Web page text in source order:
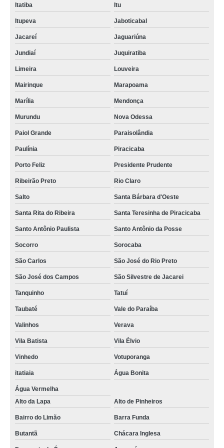
empresa que faz destruição de dados e hd's Brasília
Itatiba Itu
Itupeva Jaboticabal
Jacareí Jaguariúna
Jundiaí Juquiratiba
Limeira Louveira
Mairinque Marapoama
Marília Mendonça
Murundu Nova Odessa
Paiol Grande Paraisolândia
Paulínia Piracicaba
Porto Feliz Presidente Prudente
Ribeirão Preto Rio Claro
Salto Santa Bárbara d'Oeste
Santa Rita do Ribeira Santa Teresinha de Piracicaba
Santo Antônio Paulista Santo Antônio da Posse
Socorro Sorocaba
São Carlos São José do Rio Preto
São José dos Campos São Silvestre de Jacarei
Tanquinho Tatuí
Taubaté Vale do Paraíba
Valinhos Verava
Vila Batista Vila Élvio
Vinhedo Votuporanga
itatiaia Água Bonita
Água Vermelha
Alto da Lapa
Alto de Pinheiros
Bairro do Limão Barra Funda
Butantã Chácara Inglesa